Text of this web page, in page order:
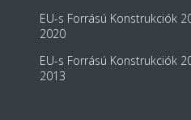
EU-s Forrású Konstrukciók
2020
EU-s Forrású Konstrukciók
2013